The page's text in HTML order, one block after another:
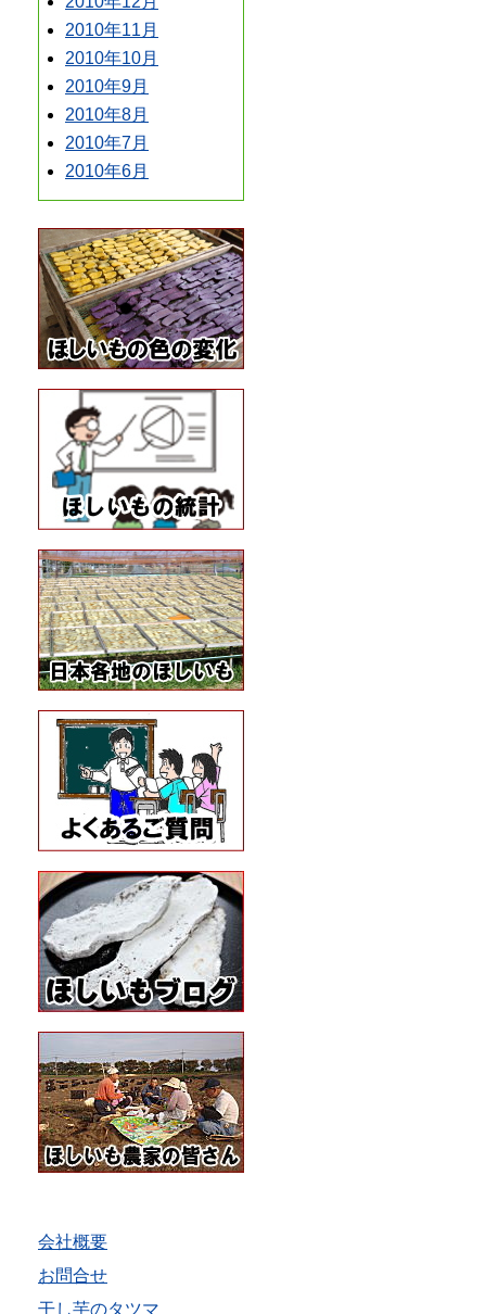
2010年11月
2010年10月
2010年9月
2010年8月
2010年7月
2010年6月
会社概要
お問合せ
干し芋のタツマ